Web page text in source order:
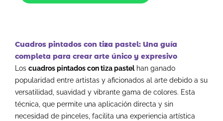
Cuadros pintados con tiza pastel: Una guía
completa para crear arte único y expresivo
Los cuadros pintados con tiza pastelhan ganado
popularidad entre artistas y aficionados al arte debido a su
versatilidad, suavidad y vibrante gama de colores. Esta
técnica, que permite una aplicación directa y sin
necesidad de pinceles, facilita una experiencia artística